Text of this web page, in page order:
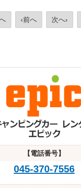
‹前へ 次へ›
【電話番号】
045-370-7556